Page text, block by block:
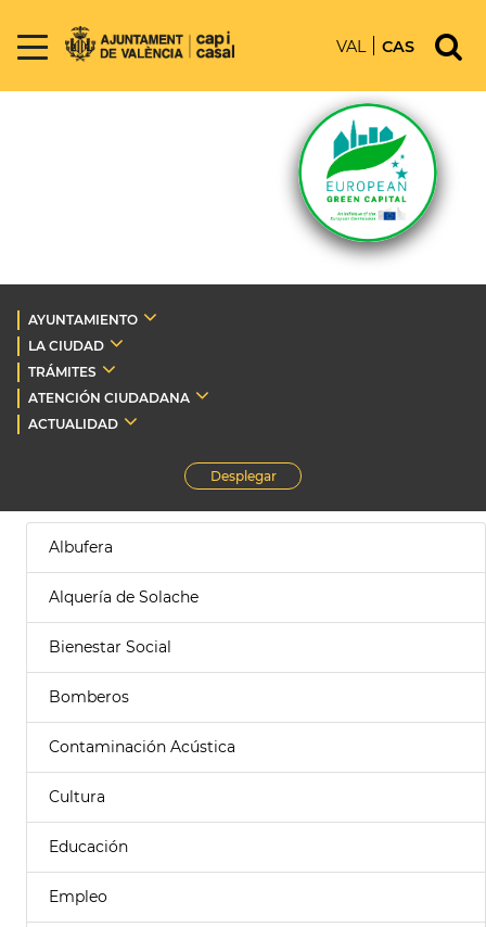
VAL CAS
AYUNTAMIENTO
LA CIUDAD
TRÁMITES
ATENCIÓN CIUDADANA
ACTUALIDAD
Desplegar
Albufera
Alquería de Solache
Bienestar Social
Bomberos
Contaminación Acústica
Cultura
Educación
Empleo